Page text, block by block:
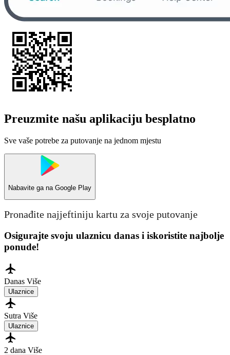
Preuzmite našu aplikaciju besplatno
Sve vaše potrebe za putovanje na jednom mjestu
Nabavite ga na Google Play
Pronađite najjeftiniju kartu za svoje putovanje
Osigurajte svoju ulaznicu danas i iskoristite najbolje
ponude!
Danas Više
Ulaznice
Sutra Više
Ulaznice
2 dana Više